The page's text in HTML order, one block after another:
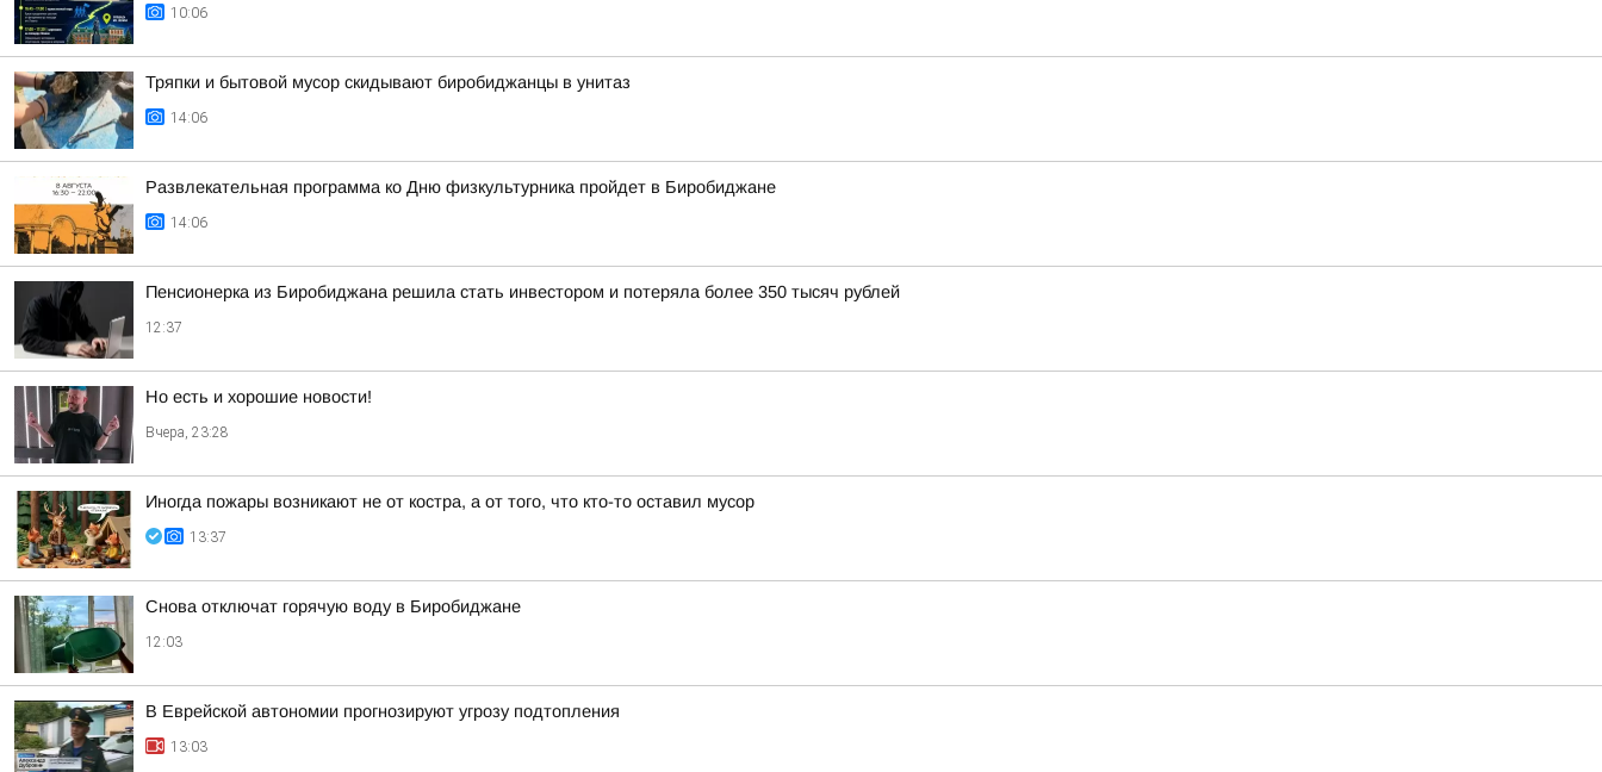
10:06
Тряпки и бытовой мусор скидывают биробиджанцы в унитаз
14:06
Развлекательная программа ко Дню физкультурника пройдет в Биробиджане
14:06
Пенсионерка из Биробиджана решила стать инвестором и потеряла более 350 тысяч рублей
12:37
Но есть и хорошие новости!
Вчера, 23:28
Иногда пожары возникают не от костра, а от того, что кто-то оставил мусор
13:37
Снова отключат горячую воду в Биробиджане
12:03
В Еврейской автономии прогнозируют угрозу подтопления
13:03